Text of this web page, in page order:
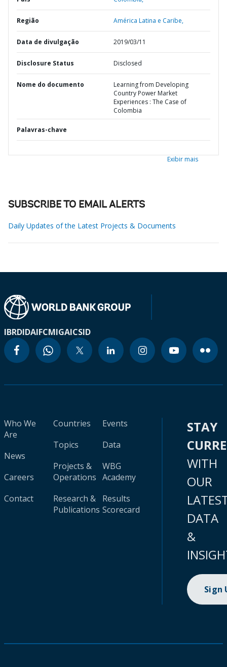
Região América Latina e Caribe,
Data de divulgação 2019/03/11
Disclosure Status Disclosed
Nome do documento
Learning from Developing
Country Power Market
Experiences : The Case of
Colombia
Palavras-chave
Exibir mais
SUBSCRIBE TO EMAIL ALERTS
Daily Updates of the Latest Projects & Documents
IBRDIDAIFCMIGAICSID
Who We
Are
News
Careers
Contact
Countries
Topics
Projects &
Operations
Research &
Publications
Events
Data
WBG
Academy
Results
Scorecard
STAY
WITH
OUR
DATA
&
Sign